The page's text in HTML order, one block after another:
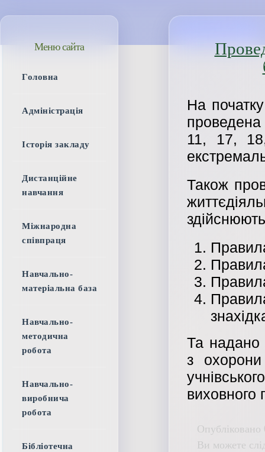
На
11, 17,
Також
Та надано
з
виховного
Ви можете
Меню сайта
Головна
Адміністрація
Історія закладу
Дистанційне
навчання
Міжнародна
співпраця
Навчально-
матеріальна база
Навчально-
методична
робота
Навчально-
виробнича
робота
Бібліотечна